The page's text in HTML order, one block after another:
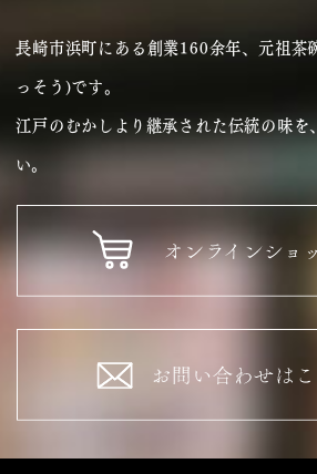
長崎市浜町にある創業160余年、元祖茶
っそう)です｡
江戸のむかしより継承された伝統の味を
い。